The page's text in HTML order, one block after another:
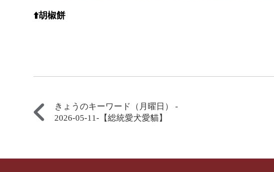
⬆️胡椒餅
きょうのキーワード（月曜日） -
2026-05-11-【総統愛犬愛貓】